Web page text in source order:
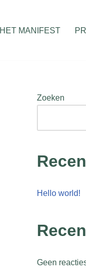
HET MANIFEST
Zoeken
Hello world!
Geen